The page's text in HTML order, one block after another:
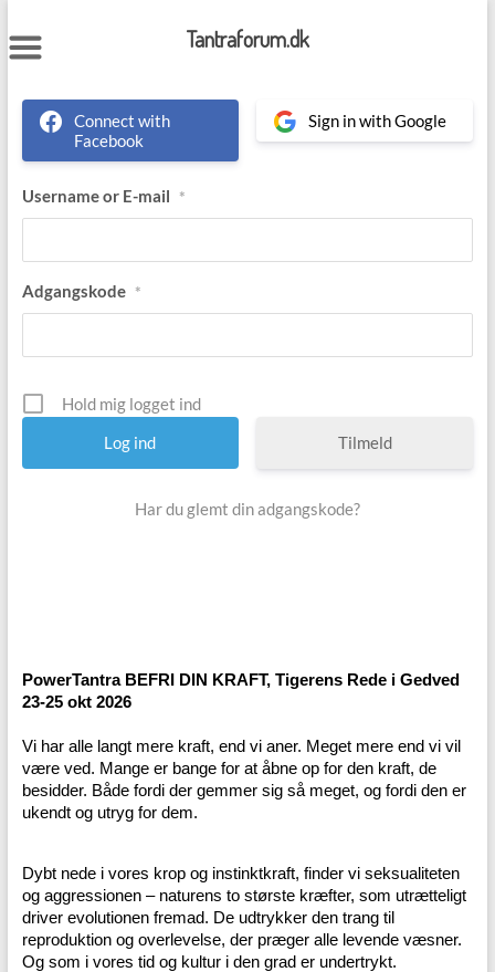
to
content
Connect with
Facebook
Sign in with Google
Username or E-mail *
Adgangskode *
Hold mig logget ind
Tilmeld
Har du glemt din adgangskode?
PowerTantra BEFRI DIN KRAFT, Tigerens Rede i Gedved
23-25 okt 2026
Vi har alle langt mere kraft, end vi aner. Meget mere end vi vil
være ved. Mange er bange for at åbne op for den kraft, de
besidder. Både fordi der gemmer sig så meget, og fordi den er
ukendt og utryg for dem.
Dybt nede i vores krop og instinktkraft, finder vi seksualiteten
og aggressionen – naturens to største kræfter, som utrætteligt
driver evolutionen fremad. De udtrykker den trang til
reproduktion og overlevelse, der præger alle levende væsner.
Og som i vores tid og kultur i den grad er undertrykt.
Tantraforum.dk